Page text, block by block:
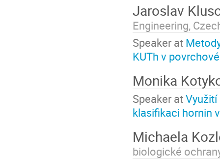
Jaroslav
Engineering,
Speaker at
KUTh v
Monika
Speaker atVyužití
klasifikaci hornin
Michaela
biologické